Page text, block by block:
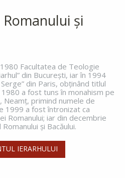
sfântul s-a trezit și a
întreg ținutul. Aceasta
o coloană de foc de pe
Apostolul zilei
pentru Domnul nostru Iisus
iubirea Duhului Sfânt, ca
să luptați în rugăciuni către
pentru mine, ca să scap de...
Ap. Romani 15, 30-33
și
Facultatea de Teologie
din Bucureşti, iar în 1994
din Paris, obţinând titlul
a fost tuns în monahism pe
Neamţ, primind numele de
1999 a fost întronizat ca
Romanului; iar din decembrie
și Bacăului.
IERARHULUI